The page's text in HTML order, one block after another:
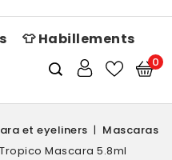
👕 Habillements
0
et eyeliners
Mascaras
Mascara 5.8ml